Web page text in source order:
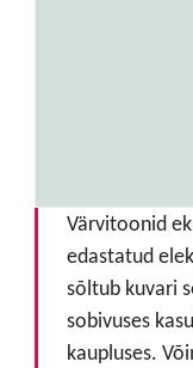
Värvitoonid
edastatud
sõltub kuvari
sobivuses
kaupluses.